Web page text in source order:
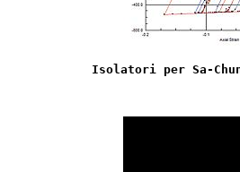
Isolatori per Sa-